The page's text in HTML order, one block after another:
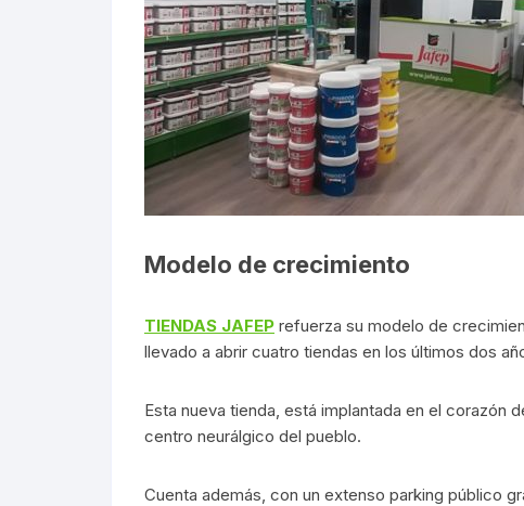
Modelo de crecimiento
TIENDAS JAFEP refuerza su modelo de
llevado a abrir cuatro tiendas en los últimos dos
Esta nueva tienda, está implantada en el corazón
centro neurálgico del pueblo.
Cuenta además, con un extenso parking público